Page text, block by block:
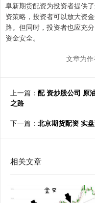
阜新期货配资为投资者提供
资策略，投资者可以放大资
路。但同时，投资者也应充
资金安全。
文章为
上一篇： 配 资炒股公司 原
之路
下一篇： 北京期货配资 实
相关文章